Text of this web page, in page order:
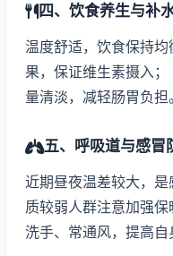
四、饮食养生与补
温度舒适，饮食保持
果，保证维生素摄入
量清淡，减轻肠胃负担。
五、呼吸道与感冒
近期昼夜温差较大，
质较弱人群注意加强
洗手、常通风，提高自